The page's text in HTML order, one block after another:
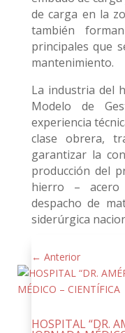
de carga en la
también
principales que
mantenimiento.
La industria del
Modelo de
experiencia
clase obrera,
garantizar la
producción del
hierro –
despacho de
siderúrgica
← Anterior
HOSPITAL “DR.